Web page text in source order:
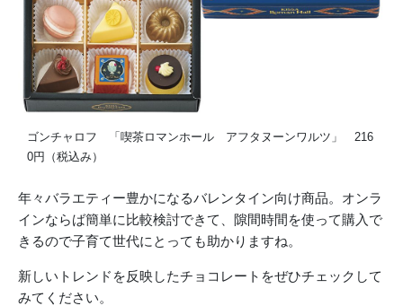
ゴンチャロフ 「喫茶ロマンホール アフタヌーンワルツ」 216
0円（税込み）
年々バラエティー豊かになるバレンタイン向け商品。オンラ
インならば簡単に比較検討できて、隙間時間を使って購入で
きるので子育て世代にとっても助かりますね。
新しいトレンドを反映したチョコレートをぜひチェックして
みてください。